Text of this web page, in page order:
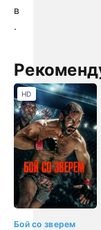
в
.
Бой со зверем
HD